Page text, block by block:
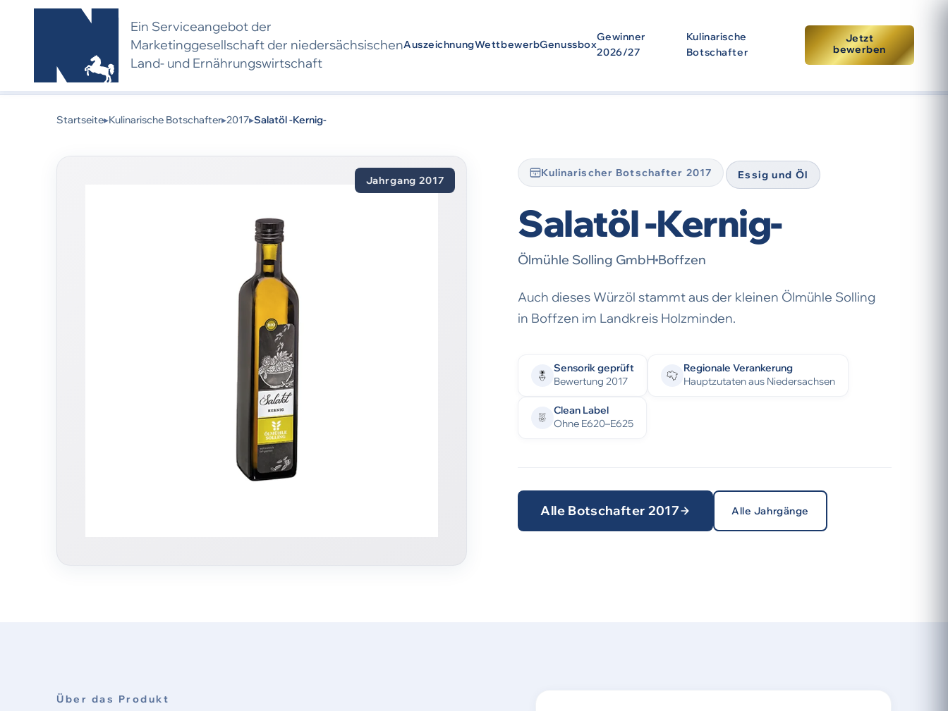
Ein Serviceangebot der
Marketing­gesell­schaft der nieder­sächsischen
Land- und Ernährungs­wirtschaft
AuszeichnungWettbewerbGenussbox
Gewinner
2026/27
Kulinarische
Botschafter
Jetzt
bewerben
Kulinarischer Botschafter 2017:Dieses Produkt wurde
ausgezeichnet. Die Auszeichnung bezieht sich auf den Zeitpunkt der Prämierung. Eine erneute Auszeichnung setzt
eine neue Bewerbung und Bewertung voraus.
Startseite▸Kulinarische Botschafter▸2017▸Salatöl -Kernig-
Jahrgang 2017
Kulinarischer Botschafter 2017 Essig und Öl
Salatöl -Kernig-
Ölmühle Solling GmbHBoffzen
Auch dieses Würzöl stammt aus der kleinen Ölmühle Solling
in Boffzen im Landkreis Holzminden.
Sensorik geprüft
Bewertung 2017
Regionale Verankerung
Hauptzutaten aus Niedersachsen
Clean Label
Ohne E620–E625
Alle Botschafter 2017 Alle Jahrgänge
Über das Produkt